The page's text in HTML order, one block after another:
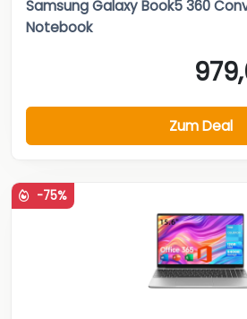
Samsung Galaxy Book5 360
Notebook
Zum Deal
-75%